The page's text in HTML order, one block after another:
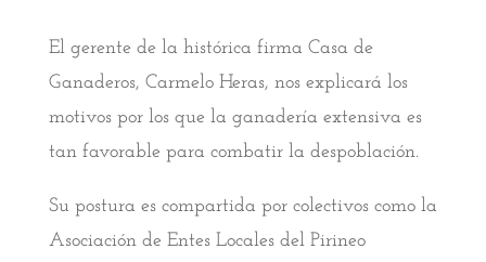
El gerente de la histórica firma Casa de
Ganaderos, Carmelo Heras, nos explicará los
motivos por los que la ganadería extensiva es
tan favorable para combatir la despoblación.
Su postura es compartida por colectivos como la
Asociación de Entes Locales del Pirineo